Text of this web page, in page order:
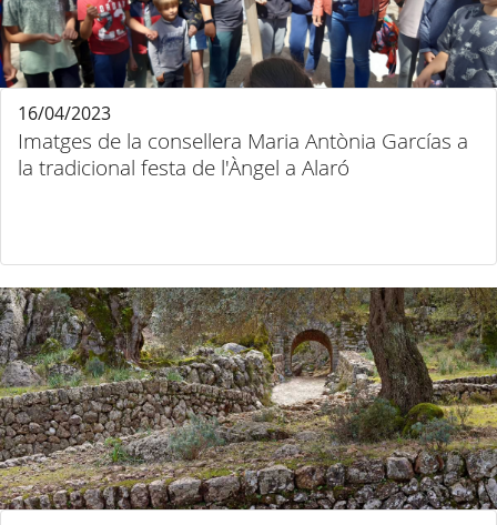
Imatges de la consellera Maria Antònia Garcías a
la tradicional festa de l'Àngel a Alaró
16/04/2023